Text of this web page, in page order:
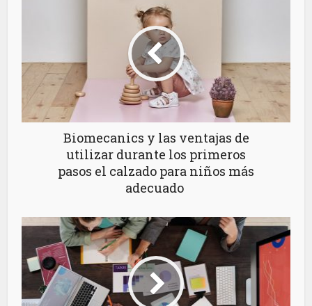
Biomecanics y las ventajas de
utilizar durante los primeros
pasos el calzado para niños más
adecuado